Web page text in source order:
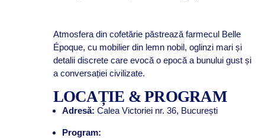
Atmosfera din cofetărie păstrează farmecul Belle
Époque, cu mobilier din lemn nobil, oglinzi mari și
detalii discrete care evocă o epocă a bunului gust și
a conversației civilizate.
LOCAȚIE & PROGRAM
Adresă: Calea Victoriei nr. 36, București
Program: